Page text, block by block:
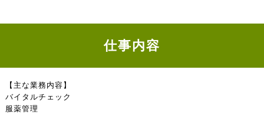
仕事内容
【主な業務内容】
バイタルチェック
服薬管理